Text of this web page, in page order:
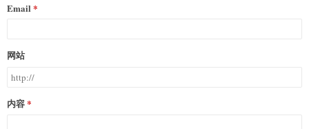
Email
网站
内容